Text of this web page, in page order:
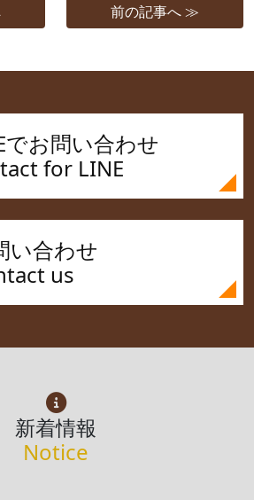
前の記事へ ≫
でお問い合わせ
for LINE
い合わせ
us
新着情報
Notice